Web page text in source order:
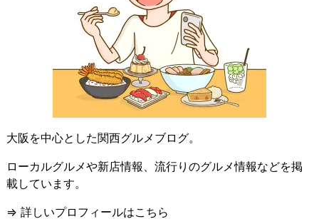
大阪を中心とした関西グルメブログ。
ローカルグルメや新店情報、流行りのグルメ情報などを掲
載しています。
⇒ 詳しいプロフィールはこちら